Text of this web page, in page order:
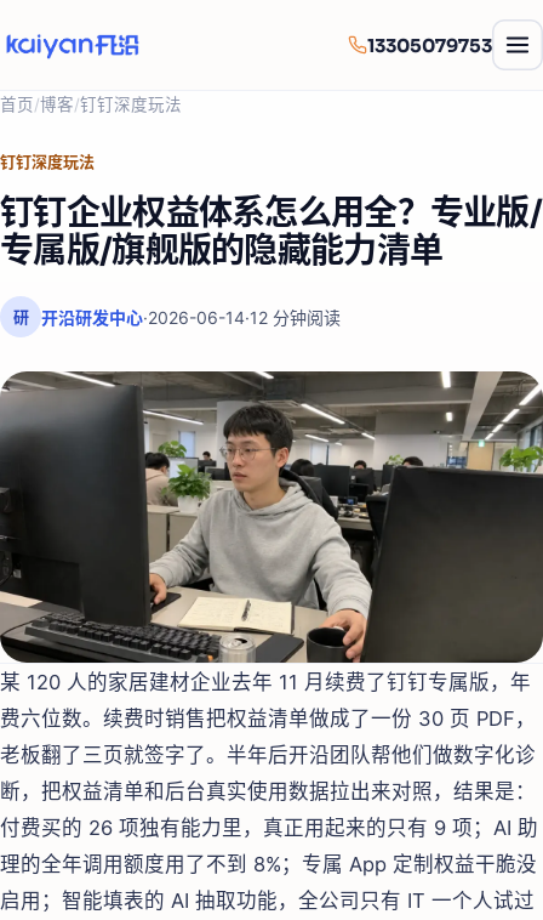
13305079753
首页/博客/钉钉深度玩法
钉钉深度玩法
钉钉企业权益体系怎么用全？专业版/
专属版/旗舰版的隐藏能力清单
研 开沿研发中心·2026-06-14·12 分钟阅读
某 120 人的家居建材企业去年 11 月续费了钉钉专属版，年
费六位数。续费时销售把权益清单做成了一份 30 页 PDF，
老板翻了三页就签字了。半年后开沿团队帮他们做数字化诊
断，把权益清单和后台真实使用数据拉出来对照，结果是：
付费买的 26 项独有能力里，真正用起来的只有 9 项；AI 助
理的全年调用额度用了不到 8%；专属 App 定制权益干脆没
启用；智能填表的 AI 抽取功能，全公司只有 IT 一个人试过